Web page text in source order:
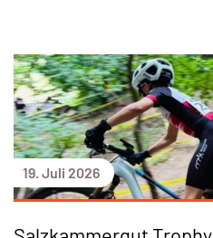
19. Juli 2026